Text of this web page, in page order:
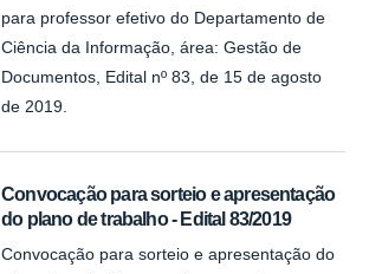
para professor efetivo do Departamento de
Ciência da Informação, área: Gestão de
Documentos, Edital nº 83, de 15 de agosto
de 2019.
Convocação para sorteio e apresentação
do plano de trabalho - Edital 83/2019
Convocação para sorteio e apresentação do